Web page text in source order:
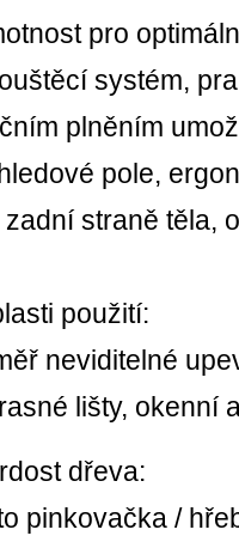
pro
systém,
plněním
pole,
zadní straně těla,
použití:
neviditelné
lišty, okenní
dřeva:
pinkovačka /